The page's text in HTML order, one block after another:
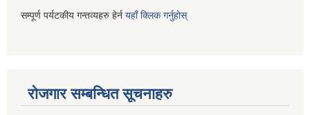
सम्पूर्ण पर्यटकीय गन्तव्यहरु हेर्न यहाँ क्लिक गर्नुहोस्
रोजगार सम्बन्धित सूचनाहरु